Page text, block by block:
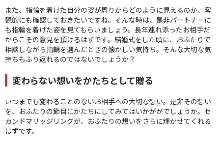
また、指輪を着けた自分の姿が周りからどのように見えるのか、客
観的にも確認しておきたいですね。そんな時は、是非パートナーに
も指輪を着けた姿を見てもらいましょう。長年連れ添ったお相手だ
からこその意見を頂けるはずです。結婚式をした頃に、おふたりで
相談しながら指輪を選んだときの懐かしい気持ち。そんな大切な気
持ちもふり返れるのではないでしょうか？
変わらない想いをかたちとして贈る
いつまでも変わることのないお相手への大切な想い。是非その想い
を、おふたりの節目にかたちにしてみてはいかががでしょうか。セ
カンドマリッジリングが、おふたりの想いをさらに輝かせてくれる
はずです。